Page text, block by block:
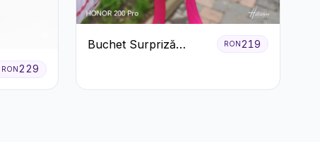
RON229
Buchet Surpriză
RON 219